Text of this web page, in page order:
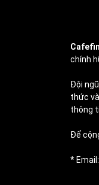
chính
Đội
thức
thông
Để
*